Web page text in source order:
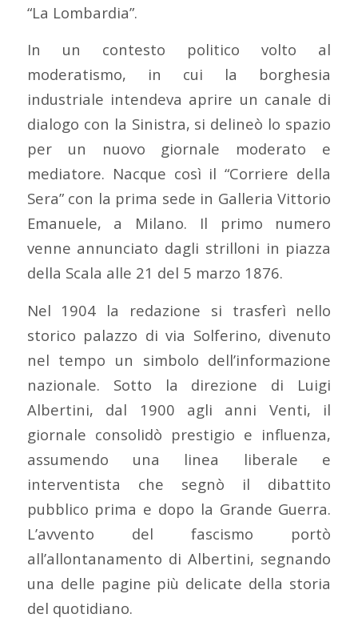
“La Lombardia”.
In un contesto politico volto al
moderatismo, in cui la borghesia
industriale intendeva aprire un canale di
dialogo con la Sinistra, si delineò lo spazio
per un nuovo giornale moderato e
mediatore. Nacque così il “Corriere della
Sera” con la prima sede in Galleria Vittorio
Emanuele, a Milano. Il primo numero
venne annunciato dagli strilloni in piazza
della Scala alle 21 del 5 marzo 1876.
Nel 1904 la redazione si trasferì nello
storico palazzo di via Solferino, divenuto
nel tempo un simbolo dell’informazione
nazionale. Sotto la direzione di Luigi
Albertini, dal 1900 agli anni Venti, il
giornale consolidò prestigio e influenza,
assumendo una linea liberale e
interventista che segnò il dibattito
pubblico prima e dopo la Grande Guerra.
L’avvento del fascismo portò
all’allontanamento di Albertini, segnando
una delle pagine più delicate della storia
del quotidiano.